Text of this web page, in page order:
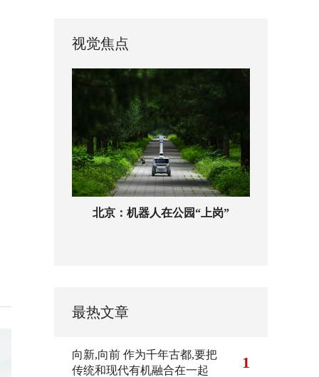
视觉焦点
北京：机器人在公园“上岗”
最热文章
向新,向前 作为千年古都,要把
传统和现代有机融合在一起
1